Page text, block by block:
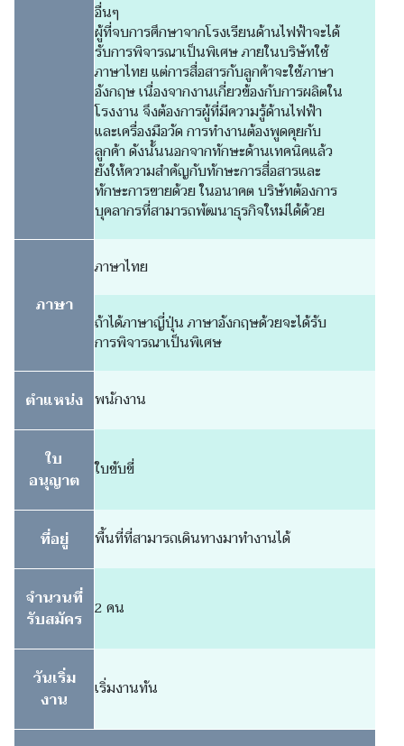
อื่นๆ
ผู้ที่จบการศึกษาจากโรงเรียนด้านไฟฟ้าจะได้
รับการพิจารณาเป็นพิเศษ ภายในบริษัทใช้
ภาษาไทย แต่การสื่อสารกับลูกค้าจะใช้ภาษา
อังกฤษ เนื่องจากงานเกี่ยวข้องกับการผลิตใน
โรงงาน จึงต้องการผู้ที่มีความรู้ด้านไฟฟ้า
และเครื่องมือวัด การทำงานต้องพูดคุยกับ
ลูกค้า ดังนั้นนอกจากทักษะด้านเทคนิคแล้ว
ยังให้ความสำคัญกับทักษะการสื่อสารและ
ทักษะการขายด้วย ในอนาคต บริษัทต้องการ
บุคลากรที่สามารถพัฒนาธุรกิจใหม่ได้ด้วย
ภาษา
ภาษาไทย
ถ้าได้ภาษาญี่ปุ่น ภาษาอังกฤษด้วยจะได้รับ
การพิจารณาเป็นพิเศษ
ตำแหน่ง พนักงาน
ใบ
อนุญาต
ใบขับขี่
ที่อยู่ พื้นที่ที่สามารถเดินทางมาทำงานได้
จำนวนที่
รับสมัคร 2 คน
วันเริ่ม
งาน
เริ่มงานทัน